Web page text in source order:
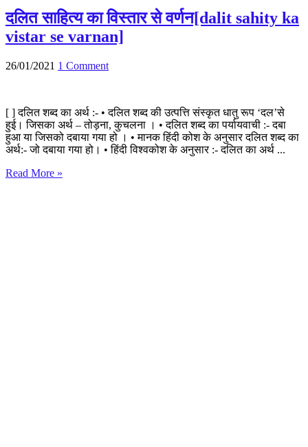
दलित साहित्य का विस्तार से वर्णन[dalit sahity ka
vistar se varnan]
26/01/2021 1 Comment
[ ] दलित शब्द का अर्थ :- • दलित शब्द की उत्पत्ति संस्कृत धातु रूप ‘दल’से
हुई। जिसका अर्थ – तोड़ना, कुचलना । • दलित शब्द का पर्यायवाची :- दबा
हुआ या जिसको दबाया गया हो । • मानक हिंदी कोश के अनुसार दलित शब्द का
अर्थ:- जो दबाया गया हो। • हिंदी विश्वकोश के अनुसार :- दलित का अर्थ ...
Read More »